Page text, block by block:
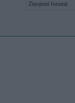
Ziņojumi forumā: